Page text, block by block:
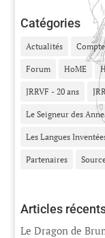
Catégories
Actualités
Forum HoME
JRRVF - 20 ans
Le Seigneur des
Les Langues
Partenaires
Articles
Le Dragon de